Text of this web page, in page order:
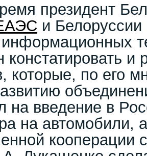
президент
и
информационных
констатировать и
которые, по его
на введение в
на автомобили,
кооперации